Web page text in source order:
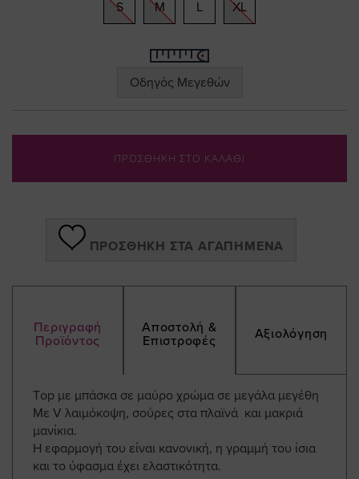
S
M L XL
Οδηγός Μεγεθών
ΠΡΟΣΘΗΚΗ ΣΤΟ ΚΑΛΑΘΙ
ΠΡΟΣΘΉΚΗ ΣΤΑ ΑΓΑΠΗΜΈΝΑ
Περιγραφή
Προϊόντος
Αποστολή &
Επιστροφές
Αξιολόγηση
Τop με μπάσκα σε μαύρο χρώμα σε μεγάλα μεγέθη
Με V λαιμόκοψη, σούρες στα πλαϊνά και μακριά
μανίκια.
Η εφαρμογή του είναι κανονική, η γραμμή του ίσια
και το ύφασμα έχει ελαστικότητα.